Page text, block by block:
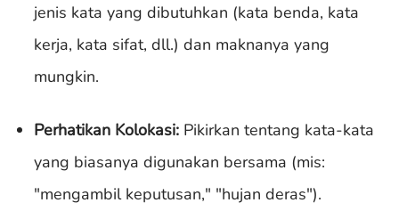
jenis kata yang dibutuhkan (kata benda, kata
kerja, kata sifat, dll.) dan maknanya yang
mungkin.
Perhatikan Kolokasi: Pikirkan tentang kata-kata
yang biasanya digunakan bersama (mis:
"mengambil keputusan," "hujan deras").